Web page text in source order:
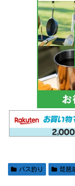
バス釣り 琵琶